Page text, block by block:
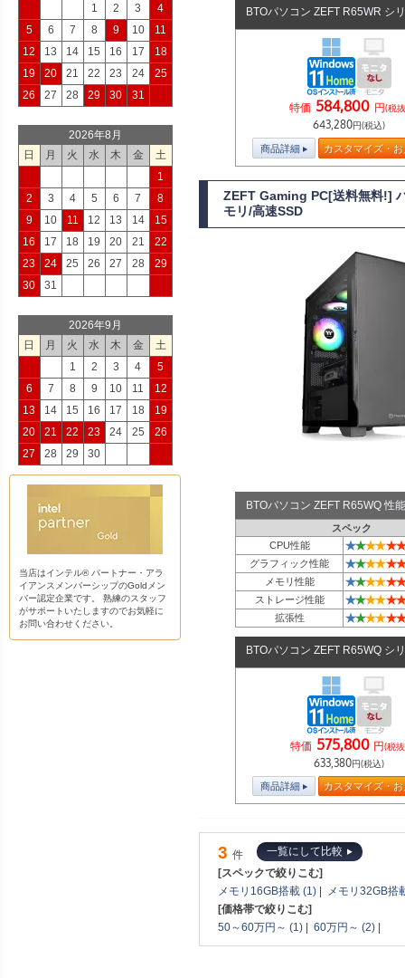
BTOパソコン ZEFT R65WR シ
特価 584,800 円(税
643,280円(税込)
商品詳細 カスタマイズ・
ZEFT Gaming PC[送料無料!]
モリ/高速SSD
BTOパソコン ZEFT R65WQ 性
スペック
CPU性能
★★★★★★
グラフィック性能 ★★★★★★
メモリ性能 ★★★★★★
ストレージ性能 ★★★★★★
拡張性 ★★★★★★
BTOパソコン ZEFT R65WQ シ
特価 575,800 円(税
633,380円(税込)
商品詳細 カスタマイズ・
3 件
一覧にして比較
[スペックで絞りこむ]
メモリ16GB搭載 (1)
メモリ32GB搭
[価格帯で絞りこむ]
50～60万円～ (1)
60万円～ (2)
1
2 3
4
5
6 7 8 9 10
11
12
13 14 15 16 17
18
19
20 21 22 23 24
25
26
27 28 29 30 31
2026年8月
日
月 火 水 木 金
土
1
2
3 4 5 6 7
8
9
10 11 12 13 14
15
16
17 18 19 20 21
22
23
24 25 26 27 28
29
30
31
2026年9月
日
月 火 水 木 金
土
1
2 3 4
5
6
7 8 9 10 11
12
13
14 15 16 17 18
19
20
21 22 23 24 25
26
27
28 29 30
当店はインテル® パートナー・アラ
イアンスメンバーシップのGoldメン
バー認定企業です。 熟練のスタッフ
がサポートいたしますのでお気軽に
お問い合わせください。